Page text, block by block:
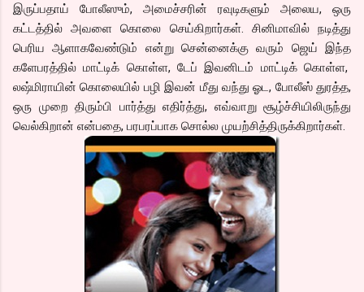
இருப்பதாய் போலீஸும், அமைச்சரின் ரவுடிகளும் அலைய, ஒரு
கட்டத்தில் அவளை கொலை செய்கிறார்கள். சினிமாவில் நடித்து
பெரிய ஆளாகவேண்டும் என்று சென்னைக்கு வரும் ஜெய் இந்த
களேபரத்தில் மாட்டிக் கொள்ள, டேப் இவனிடம் மாட்டிக் கொள்ள,
லஷ்மிராயின் கொலையில் பழி இவன் மீது வந்து ஓட, போலீஸ் துரத்த,
ஒரு முறை திரும்பி பார்த்து எதிர்த்து, எவ்வாறு சூழ்ச்சியிலிருந்து
வெல்கிறான் என்பதை, பரபரப்பாக சொல்ல முயற்சித்திருக்கிறார்கள்.